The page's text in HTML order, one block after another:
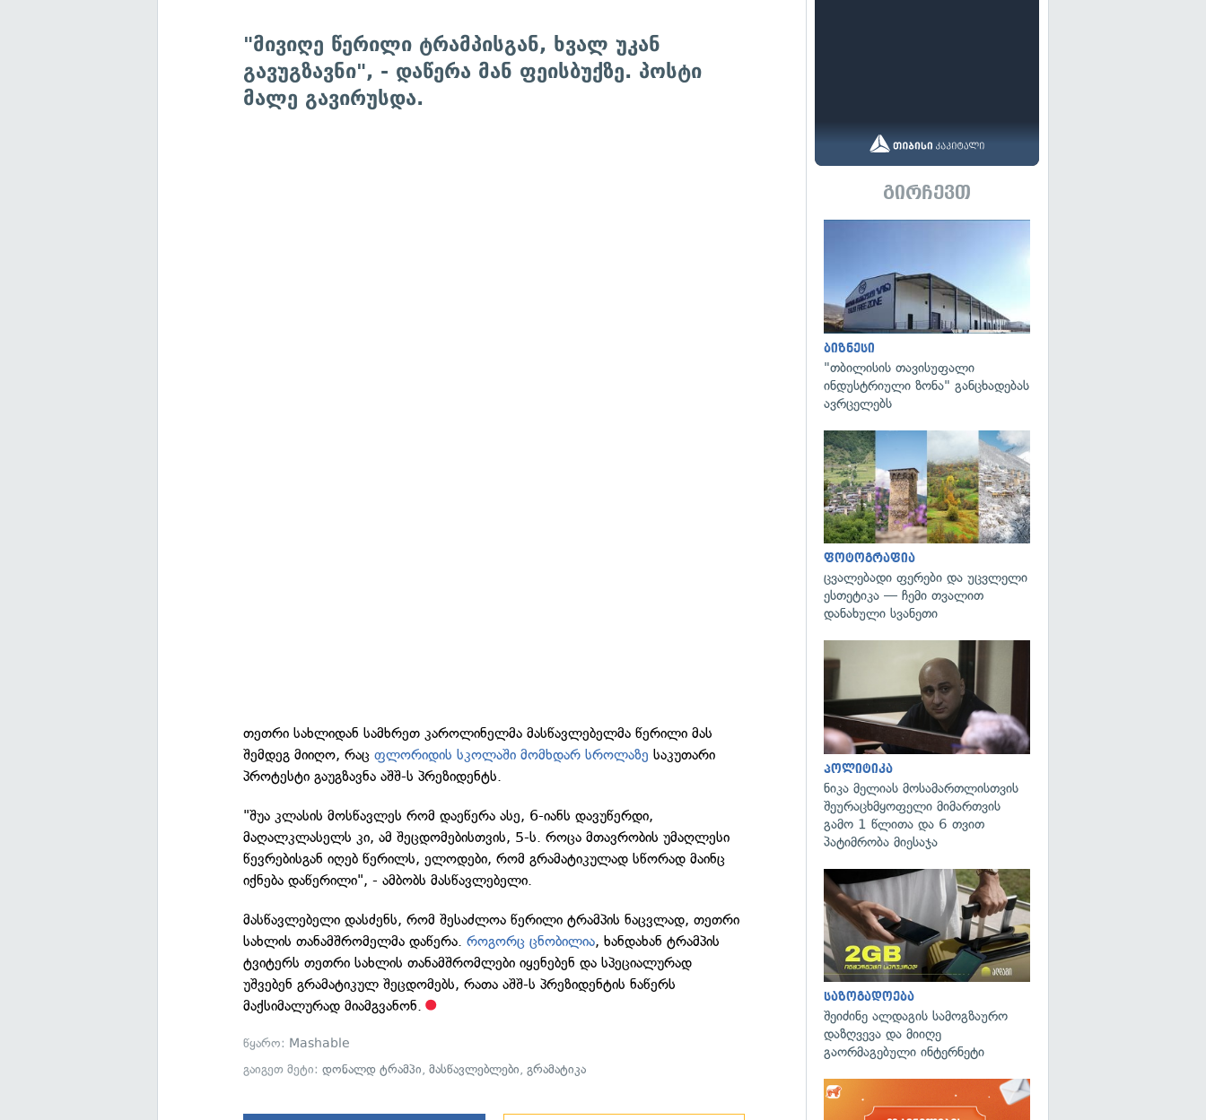
"მივიღე წერილი ტრამპისგან, ხვალ უკან
გავუგზავნი", - დაწერა მან ფეისბუქზე. პოსტი
მალე გავირუსდა.
თეთრი სახლიდან სამხრეთ კაროლინელმა მასწავლებელმა წერილი მას
შემდეგ მიიღო, რაცფლორიდის სკოლაში მომხდარ სროლაზე საკუთარი
პროტესტი გაუგზავნა აშშ-ს პრეზიდენტს.
"შუა კლასის მოსწავლეს რომ დაეწერა ასე, 6-იანს დავუწერდი,
მაღალკლასელს კი, ამ შეცდომებისთვის, 5-ს. როცა მთავრობის უმაღლესი
წევრებისგან იღებ წერილს, ელოდები, რომ გრამატიკულად სწორად მაინც
იქნება დაწერილი", - ამბობს მასწავლებელი.
მასწავლებელი დასძენს, რომ შესაძლოა წერილი ტრამპის ნაცვლად, თეთრი
სახლის თანამშრომელმა დაწერა.როგორც ცნობილია, ხანდახან ტრამპის
ტვიტერს თეთრი სახლის თანამშრომლები იყენებენ და სპეციალურად
უშვებენ გრამატიკულ შეცდომებს, რათა აშშ-ს პრეზიდენტის ნაწერს
მაქსიმალურად მიამგვანონ.
წყარო: Mashable
გაიგეთ მეტი:დონალდ ტრამპი,მასწავლებლები,გრამატიკა
გირჩევთ
ბიზნესი
"თბილისის თავისუფალი
ინდუსტრიული ზონა" განცხადებას
ავრცელებს
ფოტოგრაფია
ცვალებადი ფერები და უცვლელი
ესთეტიკა — ჩემი თვალით
დანახული სვანეთი
პოლიტიკა
ნიკა მელიას მოსამართლისთვის
შეურაცხმყოფელი მიმართვის
გამო 1 წლითა და 6 თვით
პატიმრობა მიესაჯა
საზოგადოება
შეიძინე ალდაგის სამოგზაურო
დაზღვევა და მიიღე
გაორმაგებული ინტერნეტი